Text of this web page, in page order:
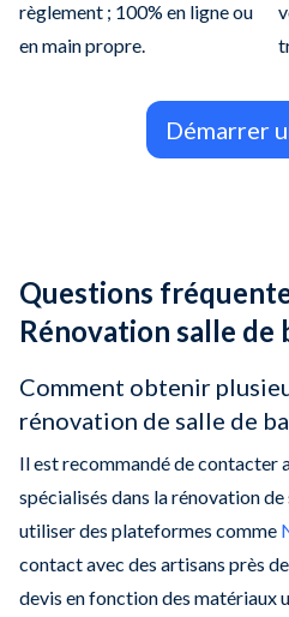
règlement ; 100% en ligne ou
en main propre.
Démarrer
Questions
Rénovation salle de
Comment obtenir
rénovation de salle de
Il est recommandé de contacter
spécialisés dans la rénovation
utiliser des plateformes comme
contact avec des artisans près
devis en fonction des matériaux